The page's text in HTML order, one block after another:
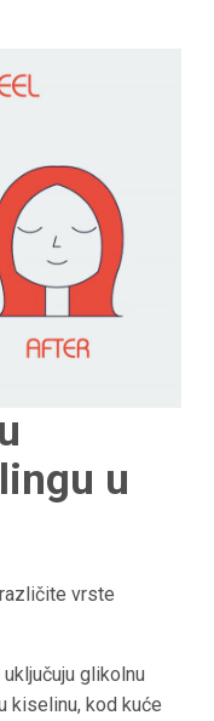
u
vrste
glikolnu
kiselinu, kod kuće